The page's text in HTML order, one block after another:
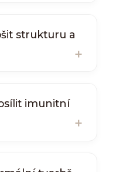
strukturu a
imunitní